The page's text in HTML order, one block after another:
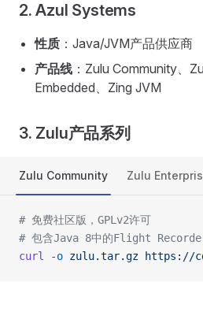
2. Azul Systems
性质 ：Java/JVM产品供应商
产品线 ：Zulu Community、
Embedded、Zing JVM
3. Zulu产品系列
Zulu Community Zulu
# 免费社区版，GPLv2许可
# 包含Java 8中的Flight
curl
-o zulu.tar.gz https://